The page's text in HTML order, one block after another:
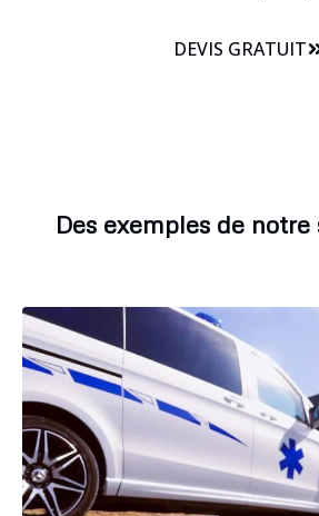
DEVIS GRATUIT
Des exemples de